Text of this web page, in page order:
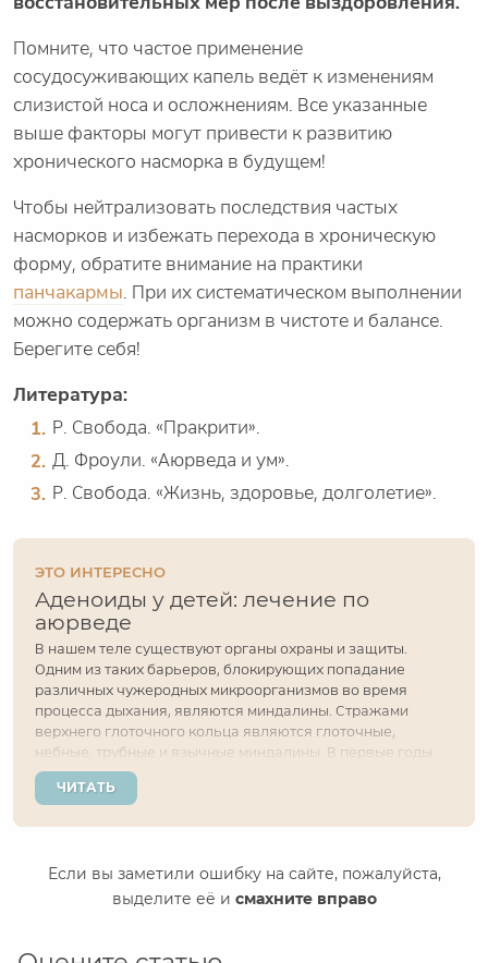
Помните, что частое применение
сосудосуживающих капель ведёт к изменениям
слизистой носа и осложнениям. Все указанные
выше факторы могут привести к развитию
хронического насморка в будущем!
Чтобы нейтрализовать последствия частых
насморков и избежать перехода в хроническую
форму, обратите внимание на практики
панчакармы. При их систематическом выполнении
можно содержать организм в чистоте и балансе.
Берегите себя!
Литература:
Р. Свобода. «Пракрити».
Д. Фроули. «Аюрведа и ум».
Р. Свобода. «Жизнь, здоровье, долголетие».
ЭТО ИНТЕРЕСНО
Аденоиды у детей: лечение по
аюрведе
В нашем теле существуют органы охраны и защиты.
Одним из таких барьеров, блокирующих попадание
различных чужеродных микроорганизмов во время
процесса дыхания, являются миндалины. Стражами
верхнего глоточного кольца являются глоточные,
небные, трубные и язычные миндалины. В первые годы
жизни человека активно функционирует глоточная
миндалина и по некоторым причинам часто
ЧИТАТЬ
Если вы заметили ошибку на сайте, пожалуйста,
выделите её и смахните вправо